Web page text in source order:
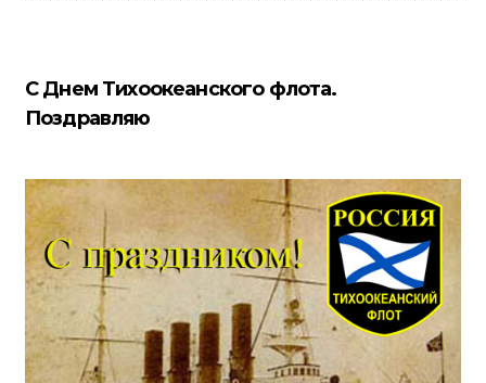
С Днем Тихоокеанского флота.
Поздравляю